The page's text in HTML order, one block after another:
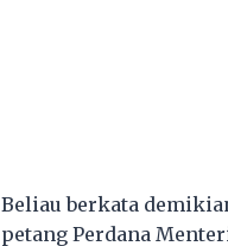
Beliau berkata
petang Perdana